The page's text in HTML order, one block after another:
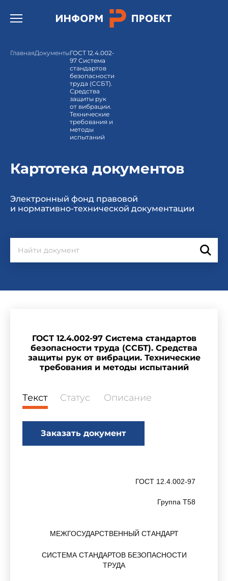
Открыть бургер меню.
ГлавнаяДокументыГОСТ 12.4.002-
97 Система
стандартов
безопасности
труда (ССБТ).
Средства
защиты рук
от вибрации.
Технические
требования и
методы
испытаний
Картотека документов
Электронный фонд правовой
и нормативно-технической документации
ГОСТ 12.4.002-97 Система стандартов
безопасности труда (ССБТ). Средства
защиты рук от вибрации. Технические
требования и методы испытаний
Текст Статус Описание
Заказать документ
ГОСТ 12.4.002-97
Группа Т58
МЕЖГОСУДАРСТВЕННЫЙ СТАНДАРТ
СИСТЕМА СТАНДАРТОВ БЕЗОПАСНОСТИ
ТРУДА